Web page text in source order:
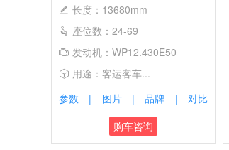
长度：13680mm
座位数：24-69
发动机：WP12.430E50
用途：客运客车...
参数
| 图片 | 品牌 |
对比
购车咨询